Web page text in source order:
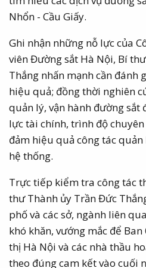
Nhổn - Cầu Giấy.
Ghi nhận những nỗ lực của
viên Đường sắt Hà Nội, Bí
Thắng nhấn mạnh cần đánh
hiệu quả; đồng thời nghiên
quản lý, vận hành đường sắt
lực tài chính, trình độ
đảm hiệu quả công tác
hệ thống.
Trực tiếp kiểm tra công tác
thư Thành ủy Trần Đức
phố và các sở, ngành liên
khó khăn, vướng mắc để
thị Hà Nội và các nhà thầu
theo đúng cam kết vào cuối